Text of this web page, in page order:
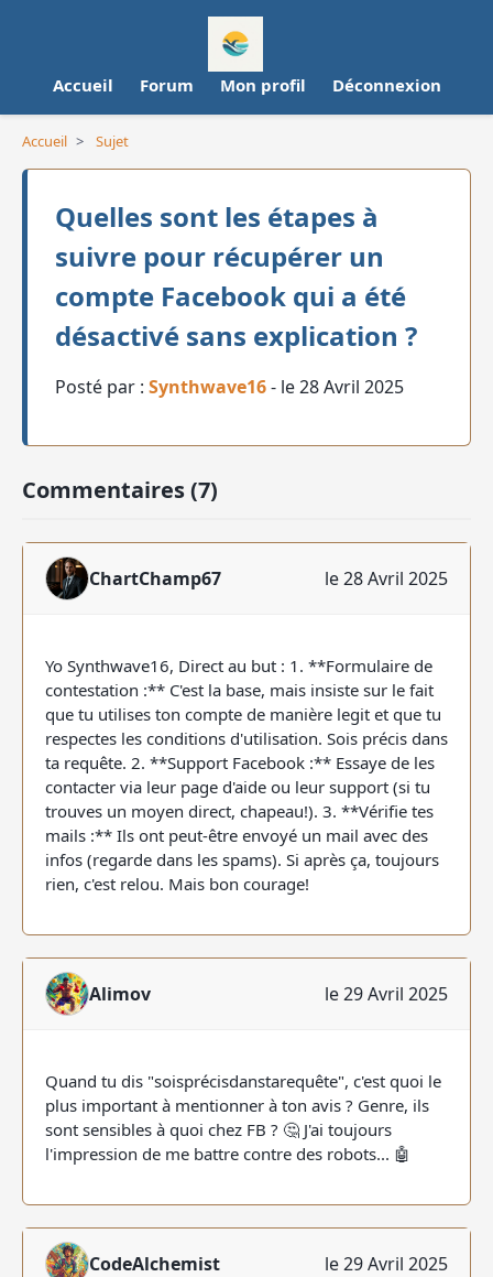
Accueil Forum Mon profil Déconnexion
Accueil > Sujet
Quelles sont les étapes à
suivre pour récupérer un
compte Facebook qui a été
désactivé sans explication ?
Posté par : Synthwave16- le 28 Avril 2025
Commentaires (7)
ChartChamp67 le 28 Avril 2025
Yo Synthwave16, Direct au but : 1. **Formulaire de
contestation :** C'est la base, mais insiste sur le fait
que tu utilises ton compte de manière legit et que tu
respectes les conditions d'utilisation. Sois précis dans
ta requête. 2. **Support Facebook :** Essaye de les
contacter via leur page d'aide ou leur support (si tu
trouves un moyen direct, chapeau!). 3. **Vérifie tes
mails :** Ils ont peut-être envoyé un mail avec des
infos (regarde dans les spams). Si après ça, toujours
rien, c'est relou. Mais bon courage!
Alimov le 29 Avril 2025
Quand tu dis "soisprécisdanstarequête", c'est quoi le
plus important à mentionner à ton avis ? Genre, ils
sont sensibles à quoi chez FB ? 🤔 J'ai toujours
l'impression de me battre contre des robots... 🤖
CodeAlchemist le 29 Avril 2025